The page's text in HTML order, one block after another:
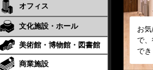
オフィス
文化施設・ホール
美術館・博物館・図書館
商業施設
お
で
で